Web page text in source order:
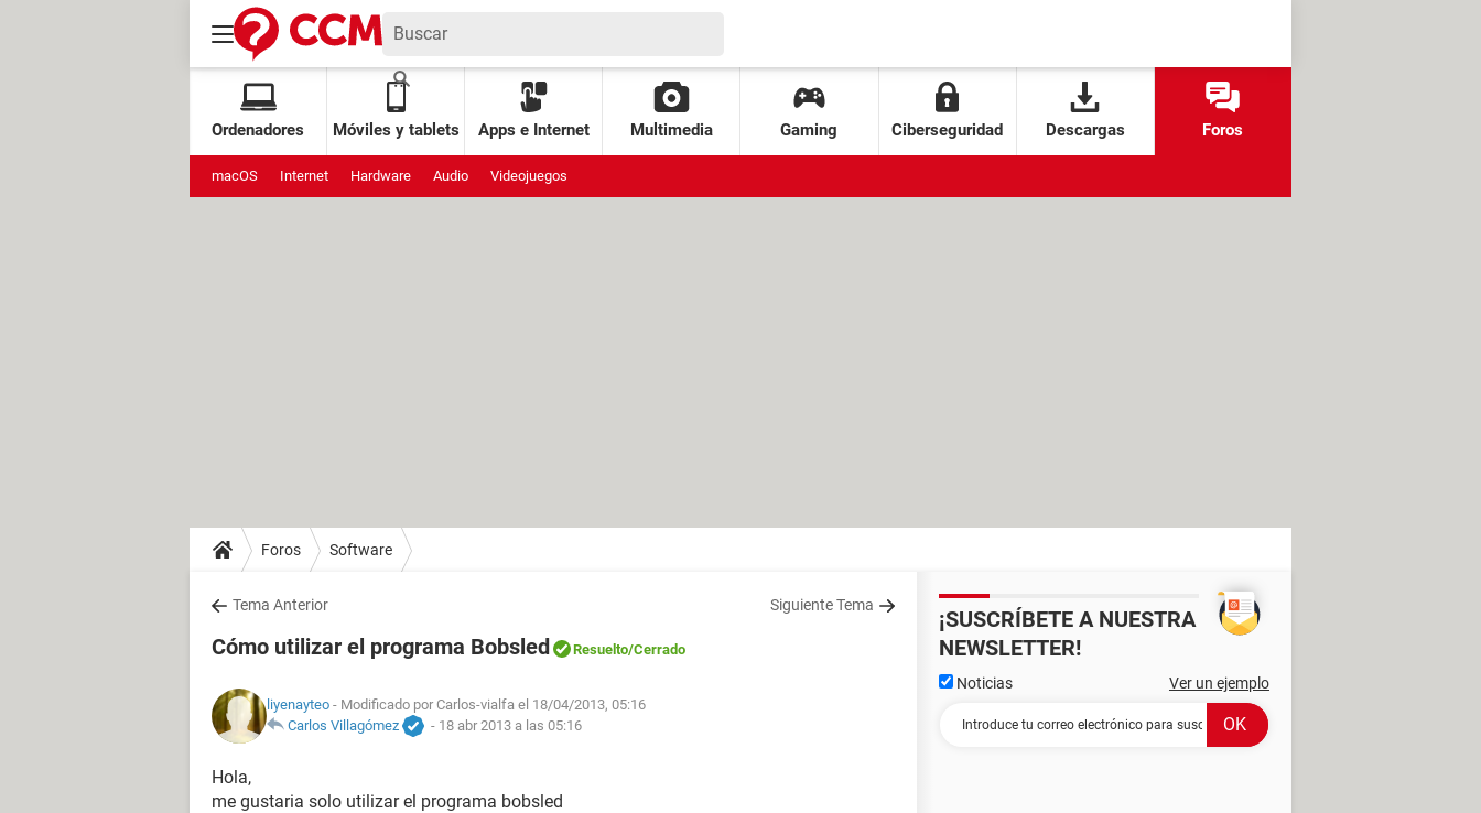
Ordenadores Móviles y tablets Apps e Internet Multimedia Gaming Ciberseguridad Descargas Foros
macOS Internet Hardware Audio Videojuegos
Foros Software
Tema Anterior Siguiente Tema
Cómo utilizar el programa Bobsled Resuelto/Cerrado
liyenayteo - Modificado por Carlos-vialfa el 18/04/2013, 05:16
Carlos Villagómez
- 18 abr 2013 a las 05:16
Hola,
me gustaria solo utilizar el programa bobsled
¡SUSCRÍBETE A NUESTRA
NEWSLETTER!
Noticias Ver un ejemplo